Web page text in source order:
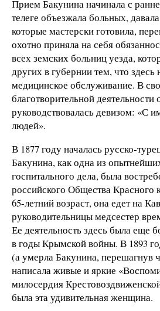
Прием Бакунина начинала с
телеге объезжала больных,
которые мастерски готовила,
охотно приняла на себя
всех земских больниц уезда,
других в губернии тем, что здесь
медицинское обслуживание. В
благотворительной деятельности
руководствовалась девизом: «С
людей».
В 1877 году началась русско-
Бакунина, как одна из
госпитального дела, была
российского Общества Красного
65-летний возраст, она едет на
руководительницы медсестер
Ее деятельность здесь была еще
в годы Крымской войны. В 1893
(а умерла Бакунина, перешагнув
написала живые и яркие
милосердия
была эта удивительная женщина.